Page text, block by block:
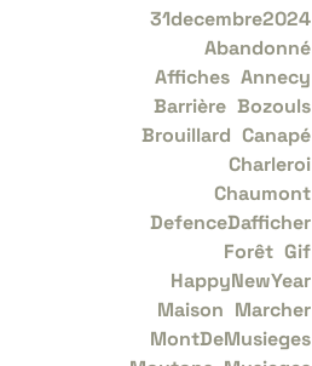
31decembre2024
Abandonné
Affiches Annecy
Barrière Bozouls
Brouillard Canapé
Charleroi
Chaumont
DefenceDafficher
Forêt Gif
HappyNewYear
Maison Marcher
MontDeMusieges